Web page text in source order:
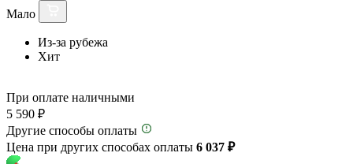
Мало
Из-за рубежа
Хит
При оплате наличными
5 590 ₽
Другие способы оплаты
Цена при других способах оплаты 6 037 ₽